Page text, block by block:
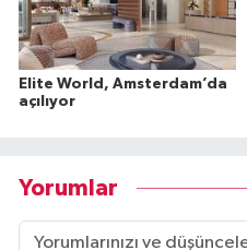
Elite World, Amsterdam’da
açılıyor
Yorumlar